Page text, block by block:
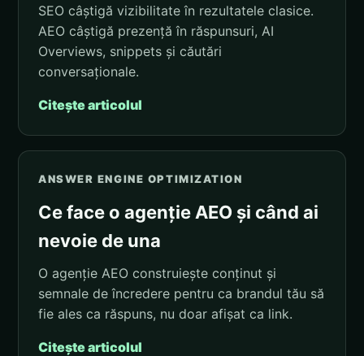
SEO câștigă vizibilitate în rezultatele clasice.
AEO câștigă prezență în răspunsuri, AI
Overviews, snippets și căutări
conversaționale.
Citește articolul
ANSWER ENGINE OPTIMIZATION
Ce face o agenție AEO și când ai
nevoie de una
O agenție AEO construiește conținut și
semnale de încredere pentru ca brandul tău să
fie ales ca răspuns, nu doar afișat ca link.
Citește articolul